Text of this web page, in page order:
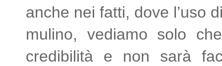
anche nei fatti, dove l’uso
mulino, vediamo solo
credibilità e non sarà